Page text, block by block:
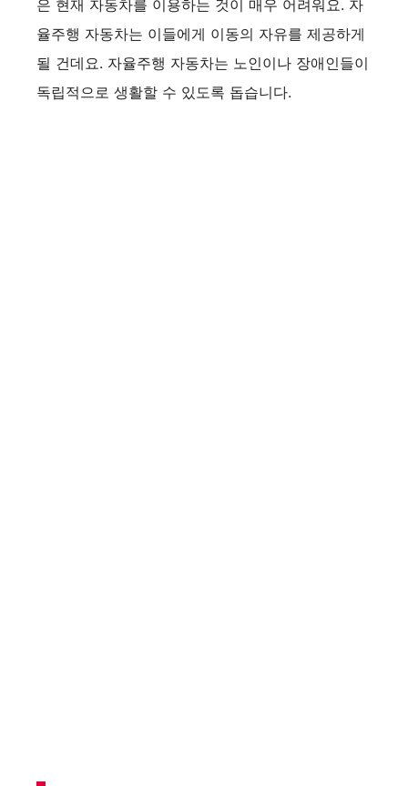
은 현재 자동차를 이용하는 것이 매우 어려워요. 자
율주행 자동차는 이들에게 이동의 자유를 제공하게
될 건데요. 자율주행 자동차는 노인이나 장애인들이
독립적으로 생활할 수 있도록 돕습니다.